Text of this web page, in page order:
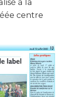
à la
centre